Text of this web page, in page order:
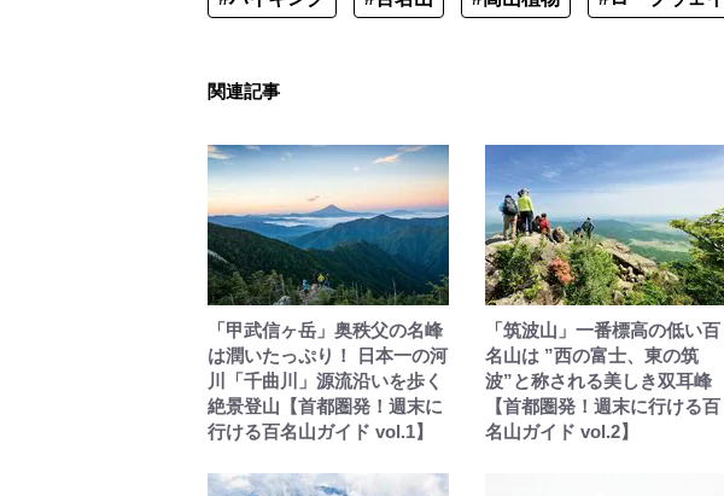
関連記事
「甲武信ヶ岳」奥秩父の名峰
は潤いたっぷり！ 日本一の河
川「千曲川」源流沿いを歩く
絶景登山【首都圏発！週末に
行ける百名山ガイド vol.1】
「筑波山」一番標高の低い百
名山は ”西の富士、東の筑
波”と称される美しき双耳峰
【首都圏発！週末に行ける百
名山ガイド vol.2】